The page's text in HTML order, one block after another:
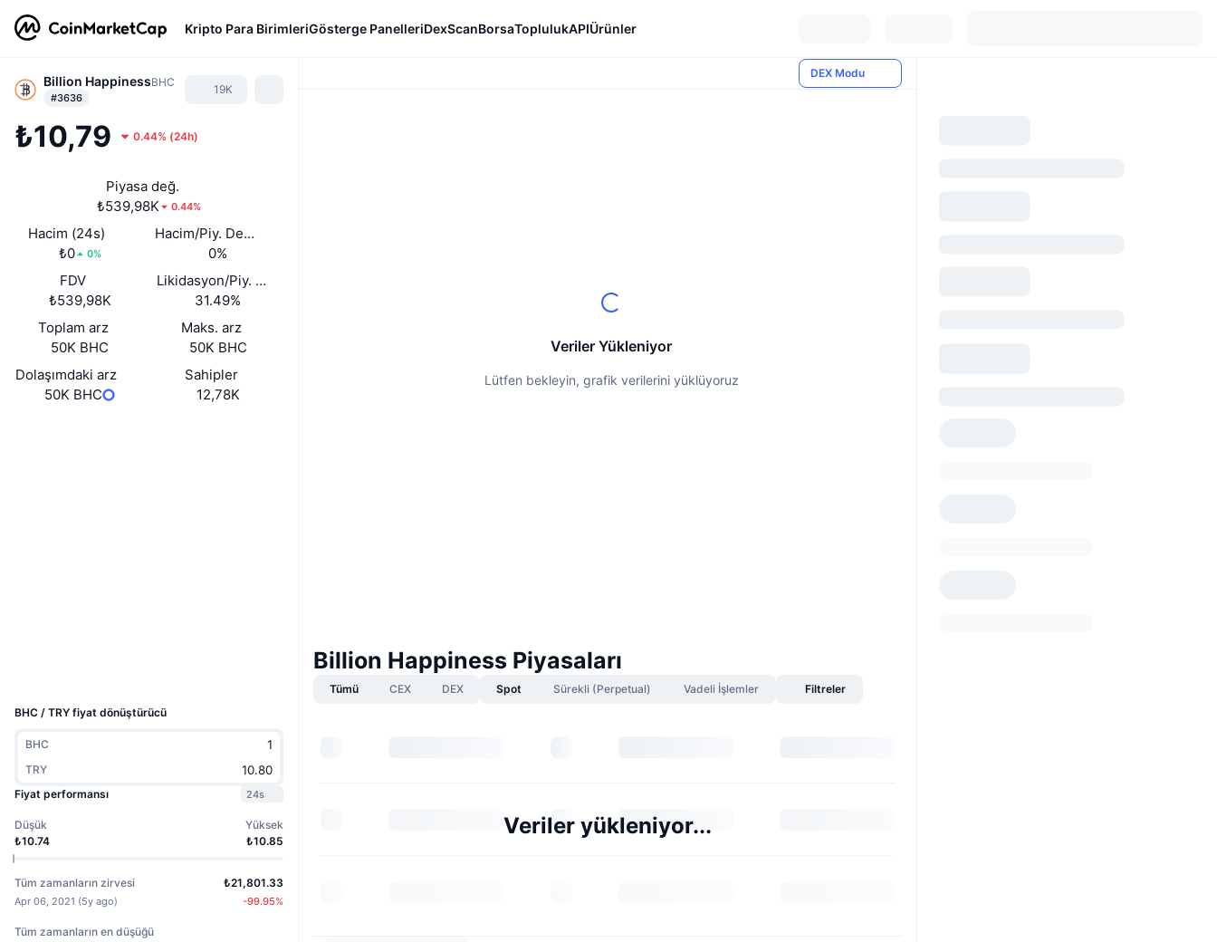
Kripto Para BirimleriGösterge PanelleriDexScanBorsaToplulukAPIÜrünler
Billion HappinessBHC
#3636
19K
₺10,79 0.44% (24h)
Piyasa değ.
₺539,98K
0.44%
Hacim (24s)
₺0
0%
Hacim/Piy. Değ. (24s)
0%
FDV
₺539,98K
Likidasyon/Piy. Değ.
31.49%
Toplam arz
50K BHC
Maks. arz
50K BHC
Dolaşımdaki arz
50K BHC
Sahipler
12,78K
BHC / TRY fiyat dönüştürücü
BHC
TRY
Fiyat performansı
24s
Düşük
₺10.74
Yüksek
₺10.85
Tüm zamanların zirvesi
Apr 06, 2021 (5y ago)
₺21,801.33
-99.95%
Tüm zamanların en düşüğü
DEX Modu
Veriler Yükleniyor
Lütfen bekleyin, grafik verilerini yüklüyoruz
Billion Happiness Piyasaları
Tümü CEX DEX Spot Sürekli (Perpetual) Vadeli İşlemler Filtreler
Veriler yükleniyor...